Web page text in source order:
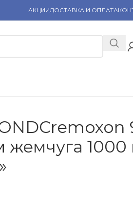
АКЦИИДОСТАВКА И ОПЛАТА
жемчуга 1000